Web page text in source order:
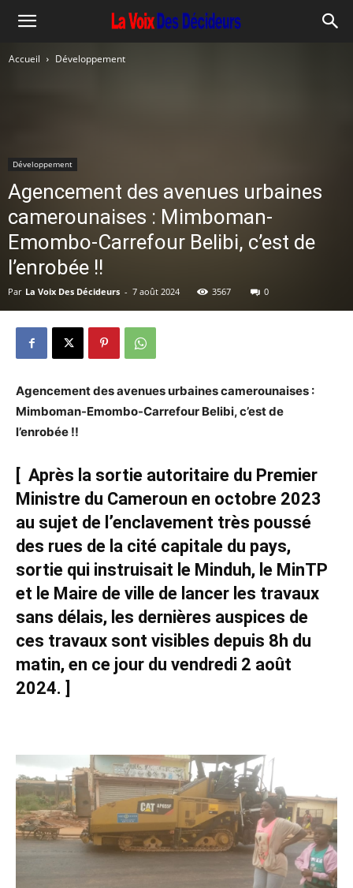
Accueil Développement
Développement
Agencement des avenues urbaines
camerounaises : Mimboman-
Emombo-Carrefour Belibi, c’est de
l’enrobée !!
Par La Voix Des Décideurs - 7 août 2024 3567 0
Agencementdes avenues urbaines camerounaises :
Mimboman-Emombo-Carrefour Belibi, c’est de
l’enrobée !!
[ Après la sortie autoritaire du Premier
Ministre du Cameroun en octobre 2023
au sujet de l’enclavement très poussé
des rues de la cité capitale du pays,
sortie qui instruisait le Minduh, le MinTP
et le Maire de ville de lancer les travaux
sans délais, les dernières auspices de
ces travaux sont visibles depuis 8h du
matin, en ce jour du vendredi 2 août
2024. ]